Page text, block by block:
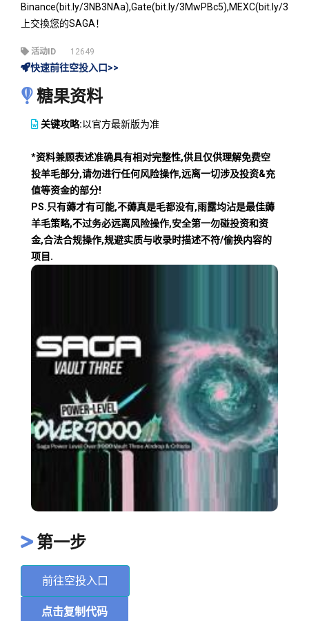
Binance(bit.ly/3NB3NAa),Gate(bit.ly/3MwPBc5),MEXC(bit.ly/
上交換您的SAGA！
活动ID 12649
快速前往空投入口>>
糖果资料
关键攻略:以官方最新版为准
*资料兼顾表述准确具有相对完整性,供且仅供理解免费空
投羊毛部分,请勿进行任何风险操作,远离一切涉及投资&充
值等资金的部分!
PS.只有薅才有可能,不薅真是毛都没有,雨露均沾是最佳薅
羊毛策略,不过务必远离风险操作,安全第一勿碰投资和资
金,合法合规操作,规避实质与收录时描述不符/偷换内容的
项目.
第一步
前往空投入口
点击复制代码